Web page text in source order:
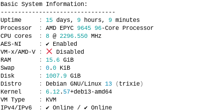
Basic System Information:
---------------------------------
Uptime
: 15 days, 9 hours, 9 minutes
Processor
: AMD EPYC 9645 96-Core Processor
CPU cores
: 8 @ 2296.550 MHz
AES-NI
:
✔ Enabled
VM-x/AMD-V
:
Disabled
RAM
: 15.6 GiB
Swap
: 0.0 KiB
Disk
: 1007.9 GiB
Distro
: Debian GNU/Linux 13 ( trixie)
Kernel
: 6.12. 57+deb13-amd64
VM Type
:
KVM
IPv4/IPv6
: ✔ Online / ✔ Online